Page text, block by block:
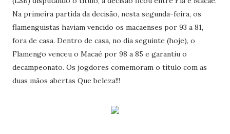
Na primeira partida da decisão, nesta segunda-feira, os
flamenguistas haviam vencido os macaenses por 93 a 81,
fora de casa. Dentro de casa, no dia seguinte (hoje), o
Flamengo venceu o Macaé por 98 a 85 e garantiu o
decampeonato. Os jogdores comemoram o título com as
duas mãos abertas Que beleza!!!